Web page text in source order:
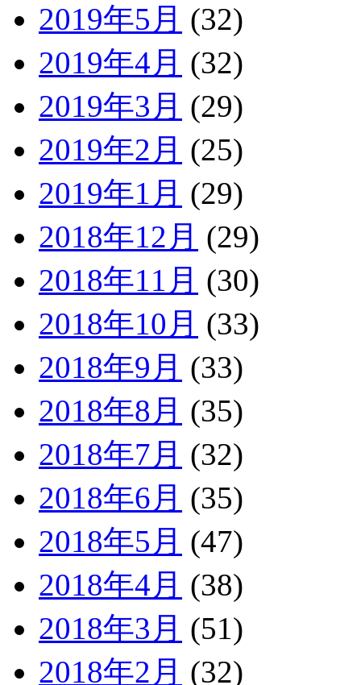
2019年5月 (32)
2019年4月 (32)
2019年3月 (29)
2019年2月 (25)
2019年1月 (29)
2018年12月 (29)
2018年11月 (30)
2018年10月 (33)
2018年9月 (33)
2018年8月 (35)
2018年7月 (32)
2018年6月 (35)
2018年5月 (47)
2018年4月 (38)
2018年3月 (51)
2018年2月 (32)